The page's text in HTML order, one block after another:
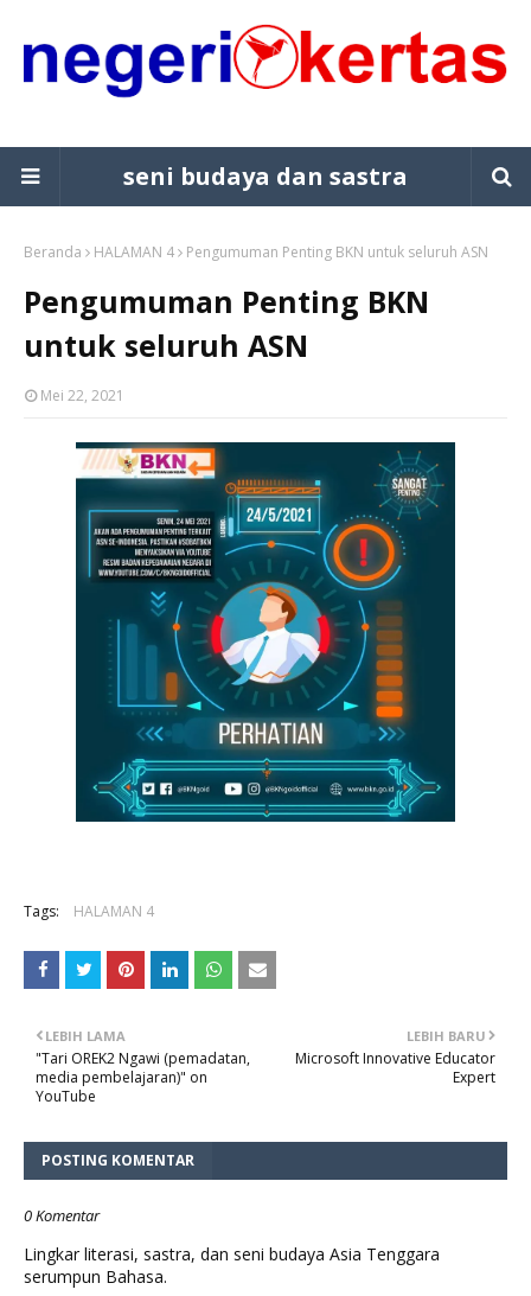
seni budaya dan sastra
Beranda HALAMAN 4 Pengumuman Penting BKN untuk seluruh ASN
Pengumuman Penting BKN
untuk seluruh ASN
Mei 22, 2021
Tags: HALAMAN 4
LEBIH BARU
Microsoft Innovative Educator
Expert
LEBIH LAMA
"Tari OREK2 Ngawi (pemadatan,
media pembelajaran)" on
YouTube
POSTING KOMENTAR
0 Komentar
Lingkar literasi, sastra, dan seni budaya Asia Tenggara
serumpun Bahasa.